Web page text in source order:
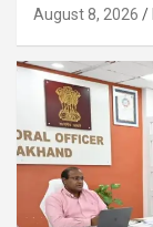
August 8, 2026